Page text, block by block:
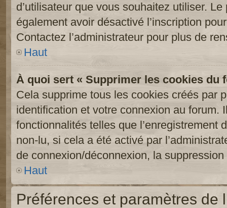
d’utilisateur que vous souhaitez utiliser.
également avoir désactivé l’inscription
Contactez l’administrateur pour plus de
Haut
À quoi sert « Supprimer les cookies du
Cela supprime tous les cookies créés par
identification et votre connexion au forum.
fonctionnalités telles que l’enregistrement
non-lu, si cela a été activé par
de connexion/déconnexion, la
Haut
Préférences et paramètres de